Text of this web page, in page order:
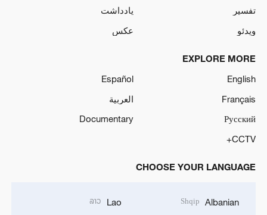
تفسیر
یادداشت
ویدئو
عکس
EXPLORE MORE
English
Español
Français
العربية
Русский
Documentary
CCTV+
CHOOSE YOUR LANGUAGE
Albanian
Shqip
Lao
ລາວ